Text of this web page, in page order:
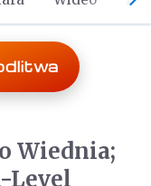
Wiednia;
Level